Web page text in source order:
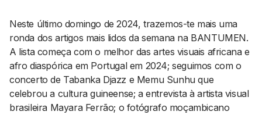
Contactos
EMAIL
GERAL@BANTUMEN.COM
WHATSAPP
+351 912 127 577
Neste último domingo de 2024, trazemos-te mais uma
ronda dos artigos mais lidos da semana na BANTUMEN.
A lista começa com o melhor das artes visuais africana e
afro diaspórica em Portugal em 2024; seguimos com o
concerto de Tabanka Djazz e Memu Sunhu que
celebrou a cultura guineense; a entrevista à artista visual
brasileira Mayara Ferrão; o fotógrafo moçambicano